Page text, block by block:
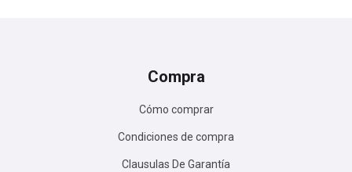
Compra
Cómo comprar
Condiciones de compra
Clausulas De Garantía